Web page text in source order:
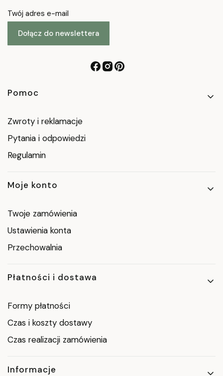
Twój adres e-mail
Dołącz do newslettera
Linki w stopce
Pomoc
Zwroty i reklamacje
Pytania i odpowiedzi
Regulamin
Moje konto
Twoje zamówienia
Ustawienia konta
Przechowalnia
Płatności i dostawa
Formy płatności
Czas i koszty dostawy
Czas realizacji zamówienia
Informacje